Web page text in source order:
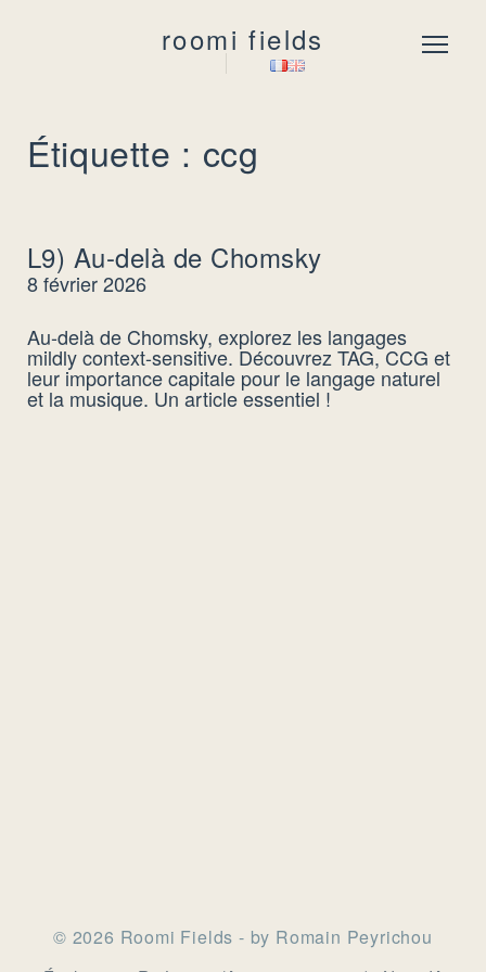
roomi fields Menu
Étiquette : ccg
L9) Au-delà de Chomsky
8 février 2026
Au-delà de Chomsky, explorez les langages
mildly context-sensitive. Découvrez TAG, CCG et
leur importance capitale pour le langage naturel
et la musique. Un article essentiel !
© 2026 Roomi Fields - by Romain Peyrichou